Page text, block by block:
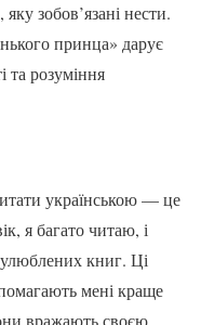
зобов’язані нести.
принца» дарує
та розуміння
українською — це
я багато читаю, і
книг. Ці
мені краще
вражають своєю